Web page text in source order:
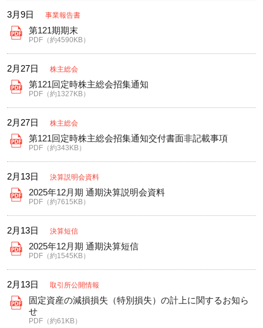
3月9日 事業報告書
第121期期末
PDF（約4590KB）
2月27日 株主総会
第121回定時株主総会招集通知
PDF（約1327KB）
2月27日 株主総会
第121回定時株主総会招集通知交付書面非記載事項
PDF（約343KB）
2月13日 決算説明会資料
2025年12月期 通期決算説明会資料
PDF（約7615KB）
2月13日 決算短信
2025年12月期 通期決算短信
PDF（約1545KB）
2月13日 取引所公開情報
固定資産の減損損失（特別損失）の計上に関するお知ら
せ
PDF（約61KB）